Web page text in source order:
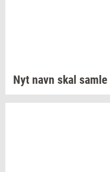
Nyt navn skal samle